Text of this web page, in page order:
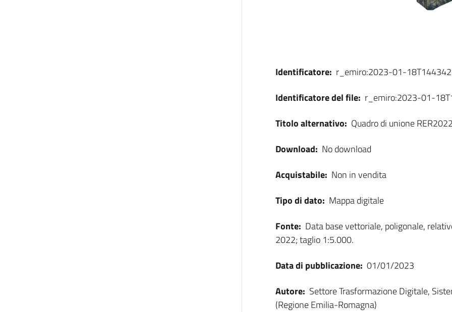
Identificatore: r_emiro:2023-01-18T144342
Identificatore del file: r_emiro:2023-01-
Titolo alternativo: Quadro di unione
Download: No download
Acquistabile: Non in vendita
Tipo di dato: Mappa digitale
Fonte: Data base vettoriale, poligonale,
2022; taglio 1:5.000.
Data di pubblicazione: 01/01/2023
Autore: Settore Trasformazione Digitale,
(Regione Emilia-Romagna)